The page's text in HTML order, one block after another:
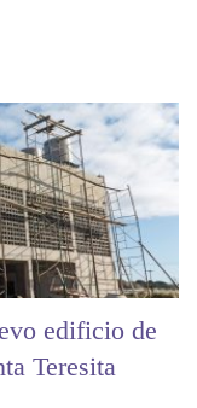
edificio de
Teresita